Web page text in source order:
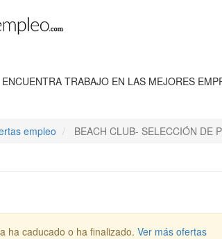
ENCUENTRA TRABAJO EN LAS MEJORES
empleo BEACH CLUB- SELECCIÓN DE
ha caducado o ha finalizado. Ver más ofertas